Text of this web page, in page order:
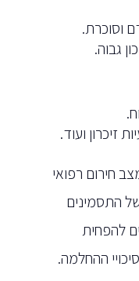
וסוכרת.
גבוה.
זיכרון ועוד.
חירום רפואי
התסמינים
להפחית
ההחלמה.